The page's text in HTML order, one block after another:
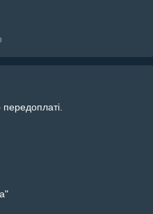
передоплаті.